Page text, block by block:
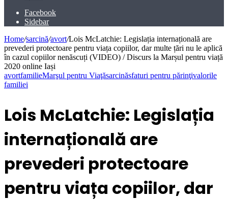
Facebook
Sidebar
Home/sarcină/avort/Lois McLatchie: Legislația internațională are
prevederi protectoare pentru viața copiilor, dar multe țări nu le aplică
în cazul copiilor nenăscuți (VIDEO) / Discurs la Marșul pentru viață
2020 online Iași
avortfamilieMarşul pentru Viaţăsarcinăsfaturi pentru părinţivalorile
familiei
Lois McLatchie: Legislația
internațională are
prevederi protectoare
pentru viața copiilor, dar